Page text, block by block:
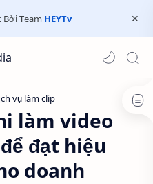
Bởi Team HEYTv
vụ làm clip
làm video
đạt hiệu
doanh